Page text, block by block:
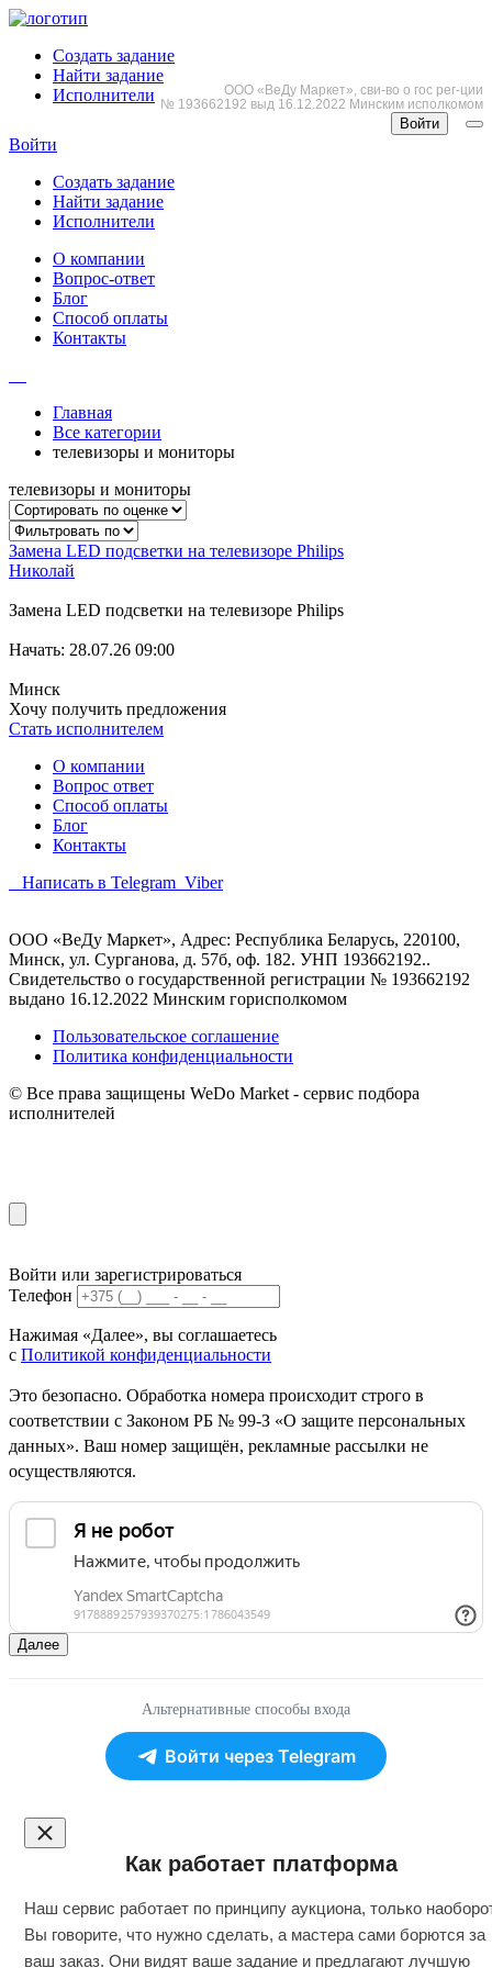
Создать задание
Найти задание
Исполнители
ООО «ВеДу Маркет», сви-во о гос рег-ции
№ 193662192 выд 16.12.2022 Минским исполкомом
Войти
Войти
Создать задание
Найти задание
Исполнители
О компании
Вопрос-ответ
Блог
Способ оплаты
Контакты
Главная
Все категории
телевизоры и мониторы
телевизоры и мониторы
Замена LED подсветки на телевизоре Philips
Николай
Замена LED подсветки на телевизоре Philips
Начать: 28.07.26 09:00
Минск
Хочу получить предложения
Стать исполнителем
О компании
Вопрос ответ
Способ оплаты
Блог
Контакты
Написать в Telegram Viber
ООО «ВеДу Маркет», Адрес: Республика Беларусь, 220100,
Минск, ул. Сурганова, д. 57б, оф. 182. УНП 193662192..
Свидетельство о государственной регистрации № 193662192
выдано 16.12.2022 Минским горисполкомом
Пользовательское соглашение
Политика конфиденциальности
© Все права защищены WeDo Market - сервис подбора
исполнителей
Войти или зарегистрироваться
Телефон
Нажимая «Далее», вы соглашаетесь
с Политикой конфиденциальности
Это безопасно. Обработка номера происходит строго в
соответствии с Законом РБ № 99-З «О защите персональных
данных». Ваш номер защищён, рекламные рассылки не
осуществляются.
Далее
Альтернативные способы входа
Войти через Telegram
Как работает платформа
Наш сервис работает по принципу аукциона, только
Вы говорите, что нужно сделать, а мастера сами борются за
ваш заказ. Они видят ваше задание и предлагают лучшую